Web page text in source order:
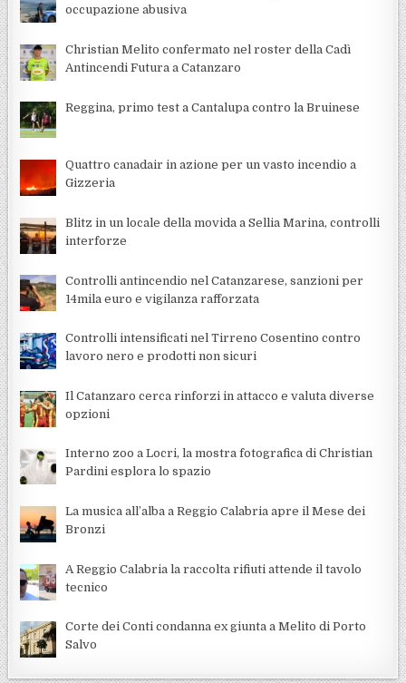
occupazione abusiva
Christian Melito confermato nel roster della Cadì
Antincendi Futura a Catanzaro
Reggina, primo test a Cantalupa contro la Bruinese
Quattro canadair in azione per un vasto incendio a
Gizzeria
Blitz in un locale della movida a Sellia Marina, controlli
interforze
Controlli antincendio nel Catanzarese, sanzioni per
14mila euro e vigilanza rafforzata
Controlli intensificati nel Tirreno Cosentino contro
lavoro nero e prodotti non sicuri
Il Catanzaro cerca rinforzi in attacco e valuta diverse
opzioni
Interno zoo a Locri, la mostra fotografica di Christian
Pardini esplora lo spazio
La musica all’alba a Reggio Calabria apre il Mese dei
Bronzi
A Reggio Calabria la raccolta rifiuti attende il tavolo
tecnico
Corte dei Conti condanna ex giunta a Melito di Porto
Salvo